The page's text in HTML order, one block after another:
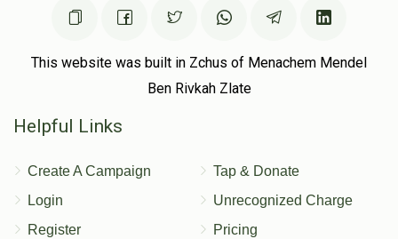
This website was built in Zchus of Menachem Mendel
Ben Rivkah Zlate
Helpful Links
Create A Campaign
Login
Register
Tap & Donate
Unrecognized Charge
Pricing